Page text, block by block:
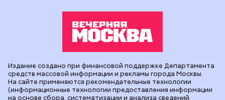
Издание создано при финансовой поддержке Департамента
средств массовой информации и рекламы города Москвы.
На сайте применяются рекомендательные технологии
(информационные технологии предоставления информации
на основе сбора, систематизации и анализа сведений,